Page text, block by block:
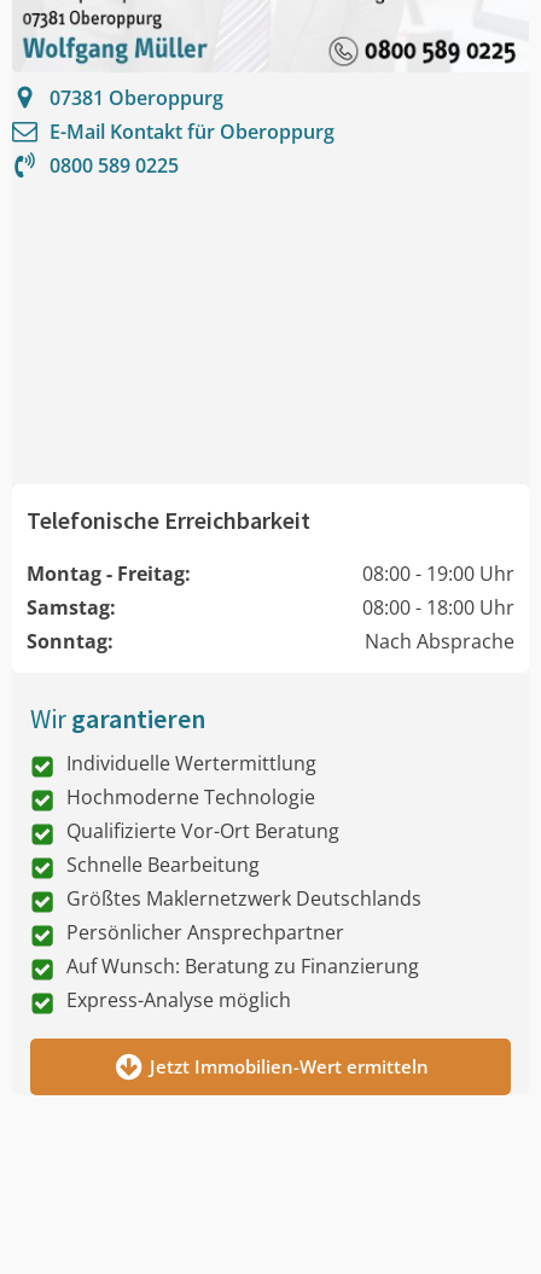
07381 Oberoppurg
E-Mail Kontakt für Oberoppurg
0800 589 0225
Telefonische Erreichbarkeit
Montag - Freitag:
08:00 - 19:00 Uhr
Samstag:
08:00 - 18:00 Uhr
Sonntag:
Nach Absprache
Wirgarantieren
Individuelle Wertermittlung
Hochmoderne Technologie
Qualifizierte Vor-Ort Beratung
Schnelle Bearbeitung
Größtes Maklernetzwerk Deutschlands
Persönlicher Ansprechpartner
Auf Wunsch: Beratung zu Finanzierung
Express-Analyse möglich
Jetzt Immobilien-Wert ermitteln